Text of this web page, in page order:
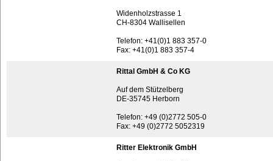
Widenholzstrasse 1
CH-8304 Wallisellen
Telefon: +41(0)1 883 357-0
Fax: +41(0)1 883 357-4
Rittal GmbH & Co KG
Auf dem Stützelberg
DE-35745 Herborn
Telefon: +49 (0)2772 505-0
Fax: +49 (0)2772 5052319
Ritter Elektronik GmbH